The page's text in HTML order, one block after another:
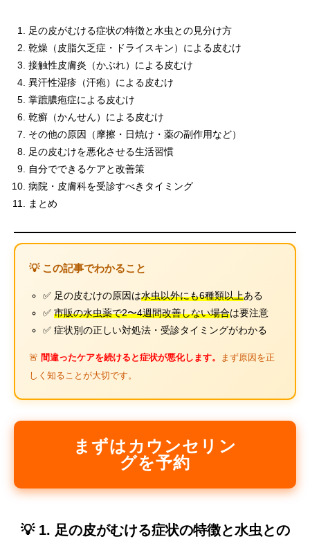
足の皮がむける症状の特徴と水虫との見分け方
乾燥（皮脂欠乏症・ドライスキン）による皮むけ
接触性皮膚炎（かぶれ）による皮むけ
異汗性湿疹（汗疱）による皮むけ
掌蹠膿疱症による皮むけ
乾癬（かんせん）による皮むけ
その他の原因（摩擦・日焼け・薬の副作用など）
足の皮むけを悪化させる生活習慣
自分でできるケアと改善策
病院・皮膚科を受診すべきタイミング
まとめ
💡 この記事でわかること
✅ 足の皮むけの原因は水虫以外にも6種類以上ある
✅ 市販の水虫薬で2〜4週間改善しない場合は要注意
✅ 症状別の正しい対処法・受診タイミングがわかる
🚨 間違ったケアを続けると症状が悪化します。
まず原因を正
しく知ることが大切です。
まずはカウンセリン
グを予約
💡 1. 足の皮がむける症状の特徴と水虫との